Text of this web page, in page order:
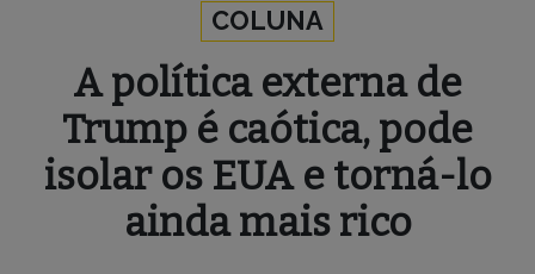
COLUNA
A política externa de
Trump é caótica, pode
isolar os EUA e torná-lo
ainda mais rico